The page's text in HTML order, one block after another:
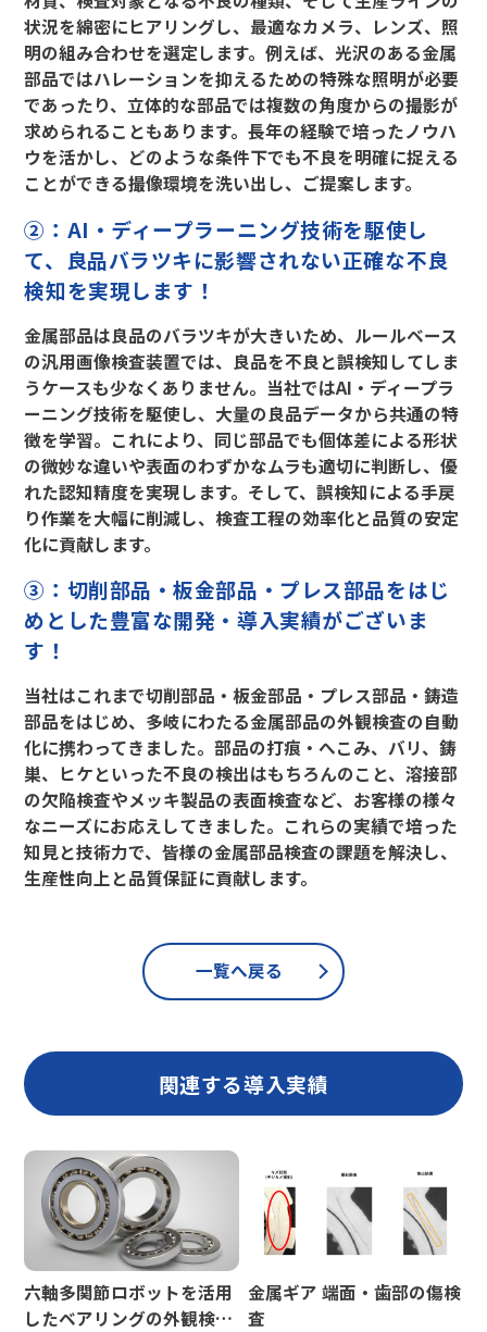
状況を綿密にヒアリングし、最適なカメラ、レンズ、照
明の組み合わせを選定します。例えば、光沢のある金属
部品ではハレーションを抑えるための特殊な照明が必要
であったり、立体的な部品では複数の角度からの撮影が
求められることもあります。長年の経験で培ったノウハ
ウを活かし、どのような条件下でも不良を明確に捉える
ことができる撮像環境を洗い出し、ご提案します。
②：AI・ディープラーニング技術を駆使し
て、良品バラツキに影響されない正確な不良
検知を実現します！
金属部品は良品のバラツキが大きいため、ルールベース
の汎用画像検査装置では、良品を不良と誤検知してしま
うケースも少なくありません。当社ではAI・ディープラ
ーニング技術を駆使し、大量の良品データから共通の特
徴を学習。これにより、同じ部品でも個体差による形状
の微妙な違いや表面のわずかなムラも適切に判断し、優
れた認知精度を実現します。そして、誤検知による手戻
り作業を大幅に削減し、検査工程の効率化と品質の安定
化に貢献します。
③：切削部品・板金部品・プレス部品をはじ
めとした豊富な開発・導入実績がございま
す！
当社はこれまで切削部品・板金部品・プレス部品・鋳造
部品をはじめ、多岐にわたる金属部品の外観検査の自動
化に携わってきました。部品の打痕・へこみ、バリ、鋳
巣、ヒケといった不良の検出はもちろんのこと、溶接部
の欠陥検査やメッキ製品の表面検査など、お客様の様々
なニーズにお応えしてきました。これらの実績で培った
知見と技術力で、皆様の金属部品検査の課題を解決し、
生産性向上と品質保証に貢献します。
一覧へ戻る
関連する導入実績
六軸多関節ロボットを活用
したベアリングの外観検査
金属ギア 端面・歯部の傷検
査